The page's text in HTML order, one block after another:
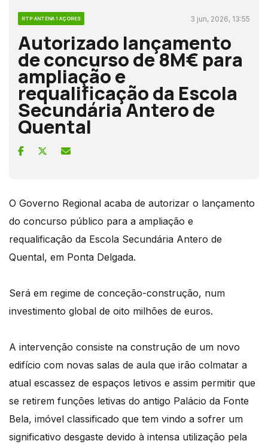
RTP ANTENA 1 AÇORES 3 jun, 2026, 13:55
Autorizado lançamento
de concurso de 8M€ para
ampliação e
requalificação da Escola
Secundária Antero de
Quental
O Governo Regional acaba de autorizar o lançamento
do concurso público para a ampliação e
requalificação da Escola Secundária Antero de
Quental, em Ponta Delgada.
Será em regime de conceção-construção, num
investimento global de oito milhões de euros.
A intervenção consiste na construção de um novo
edifício com novas salas de aula que irão colmatar a
atual escassez de espaços letivos e assim permitir que
se retirem funções letivas do antigo Palácio da Fonte
Bela, imóvel classificado que tem vindo a sofrer um
significativo desgaste devido à intensa utilização pela